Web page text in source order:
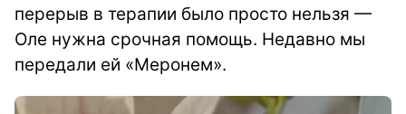
перерыв в терапии было просто нельзя —
Оле нужна срочная помощь. Недавно мы
передали ей «Меронем».